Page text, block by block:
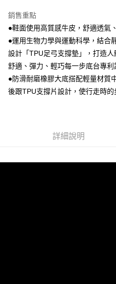
銷售重點
●鞋面使用高質感牛皮，舒適透氣
●運用生物力學與運動科學，結合
設計「TPU足弓支撐墊」，打造
舒適、彈力、輕巧每一步底台專
●防滑耐磨橡膠大底搭配輕量材質
後跟TPU支撐片設計，使行走時
詳細說明